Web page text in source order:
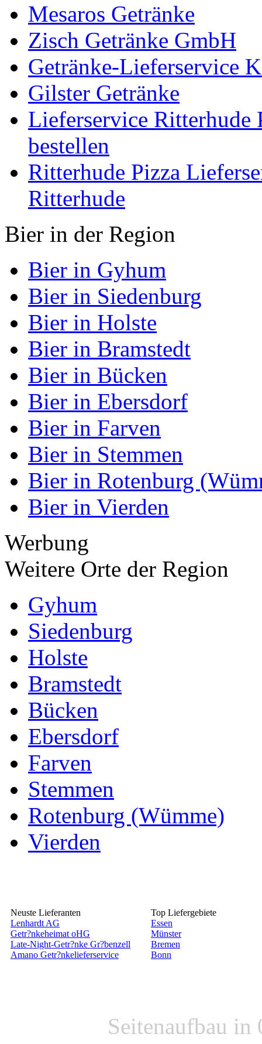
Mesaros Getränke
Zisch Getränke GmbH
Getränke-Lieferservice
Gilster Getränke
Lieferservice Ritterhude
bestellen
Ritterhude Pizza
Ritterhude
Bier in der Region
Bier in Gyhum
Bier in Siedenburg
Bier in Holste
Bier in Bramstedt
Bier in Bücken
Bier in Ebersdorf
Bier in Farven
Bier in Stemmen
Bier in Rotenburg
Bier in Vierden
Werbung
Weitere Orte der Region
Gyhum
Siedenburg
Holste
Bramstedt
Bücken
Ebersdorf
Farven
Stemmen
Rotenburg (Wümme)
Vierden
Neuste Lieferanten
Lenhardt AG
Getr?nkeheimat oHG
Late-Night-Getr?nke Gr?benzell
Amano Getr?nkelieferservice
Top Liefergebiete
Essen
Münster
Bremen
Bonn
Seitenaufbau in